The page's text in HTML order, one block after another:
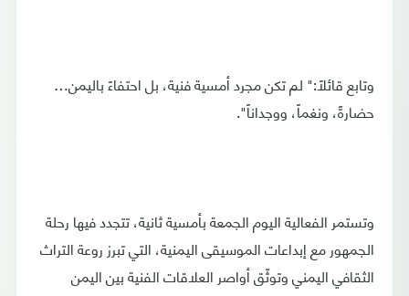
وتابع قائلاً:" لم تكن مجرد أمسية فنية، بل احتفاءً باليمن…
حضارةً، ونغماً، ووجداناً".
وتستمر الفعالية اليوم الجمعة بأمسية ثانية، تتجدد فيها رحلة
الجمهور مع إبداعات الموسيقى اليمنية، التي تبرز روعة التراث
الثقافي اليمني وتوثّق أواصر العلاقات الفنية بين اليمن